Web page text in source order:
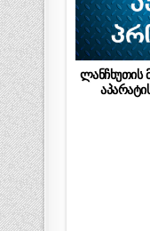
ლანჩხუთის